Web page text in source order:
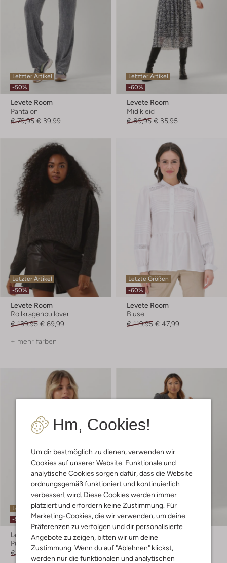
Hm, Cookies!
Um dir bestmöglich zu dienen, verwenden wir
Cookies auf unserer Website. Funktionale und
analytische Cookies sorgen dafür, dass die Website
ordnungsgemäß funktioniert und kontinuierlich
verbessert wird. Diese Cookies werden immer
platziert und erfordern keine Zustimmung. Für
Marketing-Cookies, die wir verwenden, um deine
Präferenzen zu verfolgen und dir personalisierte
Angebote zu zeigen, bitten wir um deine
Zustimmung. Wenn du auf "Ablehnen" klickst,
werden nur die funktionalen und analytischen
Letzter Artikel
-50%
Levete Room
Pantalon
€ 79,95 € 39,99
Letzter Artikel
-60%
Levete Room
Midikleid
€ 89,95 € 35,95
Letzter Artikel
-50%
Levete Room
Rollkragenpullover
€ 139,95 € 69,99
+ mehr farben
Letzte Größen
-60%
Levete Room
Bluse
€ 119,95 € 47,99
Letzter Artikel
-50%
Levete Room
Pullover
€ 119,95 € 59,99
Letzter Artikel
-50%
Levete Room
Midikleid
€ 179,95 € 89,95